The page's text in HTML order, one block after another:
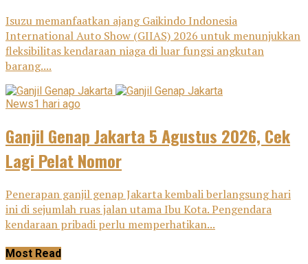
Isuzu memanfaatkan ajang Gaikindo Indonesia
International Auto Show (GIIAS) 2026 untuk menunjukkan
fleksibilitas kendaraan niaga di luar fungsi angkutan
barang....
News1 hari ago
Ganjil Genap Jakarta 5 Agustus 2026, Cek
Lagi Pelat Nomor
Penerapan ganjil genap Jakarta kembali berlangsung hari
ini di sejumlah ruas jalan utama Ibu Kota. Pengendara
kendaraan pribadi perlu memperhatikan...
Most Read